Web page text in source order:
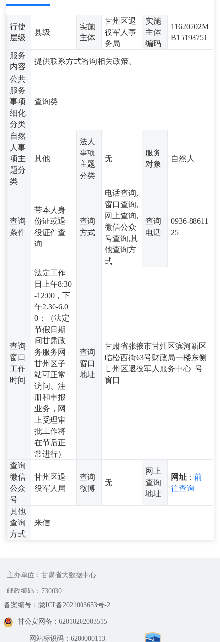
行使
层级
县级
实施
主体
甘州区退
役军人事
务局
实施
主体
编码
11620702M
B1519875J
服务
内容
提供联系方式咨询相关政策。
公共
服务
事项
细化
分类
查询类
自然
人事
项主
题分
类
其他
法人
事项
主题
分类
无
服务
对象
自然人
查询
条件
带本人身
份证或退
役证件查
询
查询
方式
电话查询,
窗口查询,
网上查询,
微信公众
号查询,其
他查询方
式
查询
电话
0936-88611
25
查询
窗口
工作
时间
法定工作
日上午8:30
-12:00，下
午2:30-6:0
0；（法定
节假日期
间甘肃政
务服务网
甘州区子
站可正常
访问、注
册和申报
业务，网
上受理审
批工作将
在节后正
常进行）
查询
窗口
地址
甘肃省张掖市甘州区滨河新区
临松西街63号财政局一楼东侧
甘州区退役军人服务中心1号
窗口
查询
微信
公众
号
甘州区退
役军人局
查询
微博
无
网上
查询
地址
网址 ：前
往查询
其他
查询
方式
来信
主办单位：甘肃省大数据中心
邮政编码：730030
备案编号：陇ICP备2021003653号-2
甘公安网备：62010202003515
网站标识码：6200000113